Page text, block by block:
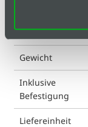
Farbe
Gewicht
Inklusive
Befestigung
Liefereinheit